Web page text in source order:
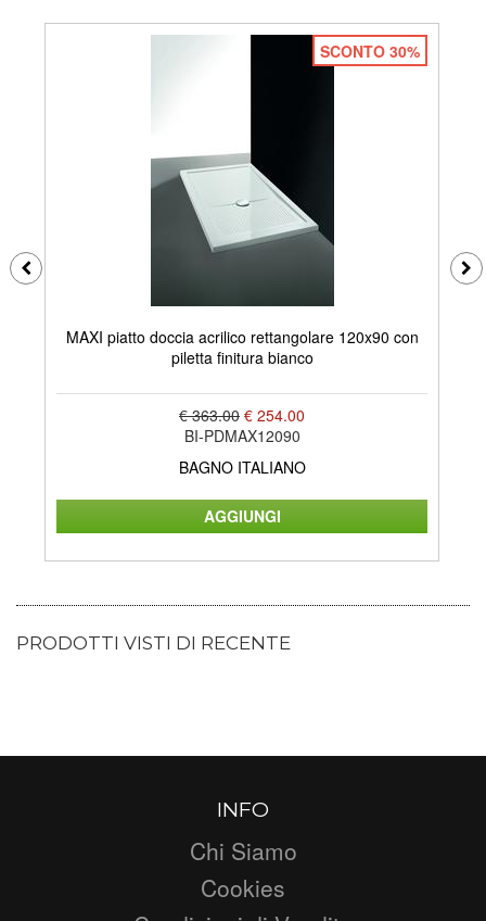
SCONTO 30%
MAXI piatto doccia acrilico rettangolare 120x90 con
piletta finitura bianco
€ 363.00 € 254.00
BI-PDMAX12090
BAGNO ITALIANO
PRODOTTI VISTI DI RECENTE
INFO
Chi Siamo
Cookies